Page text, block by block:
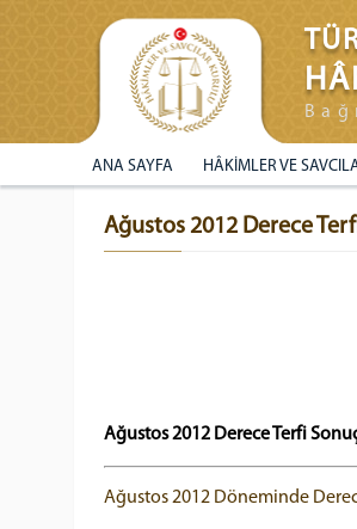
ANA SAYFA HÂKİMLER VE
Ağustos 2012 Derece
Ağustos 2012 Derece Terfi
Ağustos 2012 Döneminde